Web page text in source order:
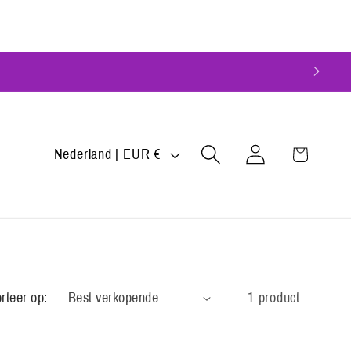
e
Nederland | EUR € InloggenWinkelwagen
op: 1 product